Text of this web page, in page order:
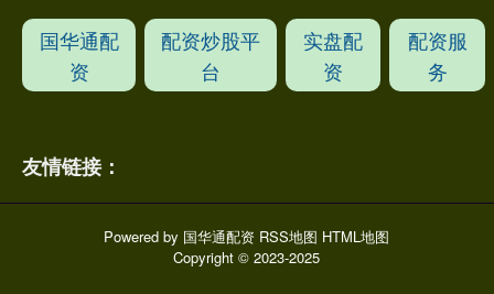
国华通配
资
配资炒股平
台
实盘配
资
配资服
务
友情链接：
Powered by 国华通配资 RSS地图 HTML地图
Copyright© 2023-2025